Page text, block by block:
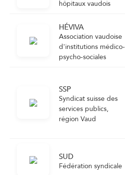
hôpitaux vaudois
HÉVIVA
Association vaudoise
d'institutions médico-
psycho-sociales
SSP
Syndicat suisse des
services publics,
région Vaud
SUD
Fédération syndicale